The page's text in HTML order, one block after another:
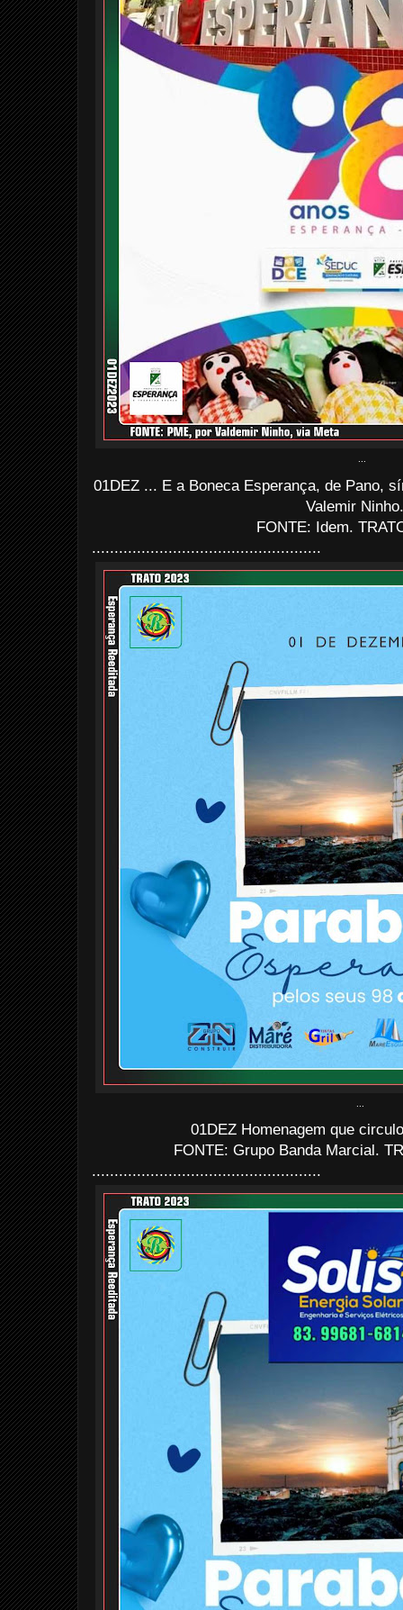
01DEZ ... E a Boneca Esperança, de Pano,
Valemir
FONTE: Idem.
...................................................
01DEZ Homenagem que
FONTE: Grupo Banda Marcial.
...................................................